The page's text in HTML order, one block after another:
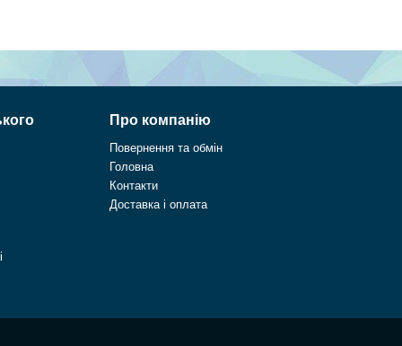
Про компанію
Повернення та обмін
Головна
Контакти
Доставка і оплата